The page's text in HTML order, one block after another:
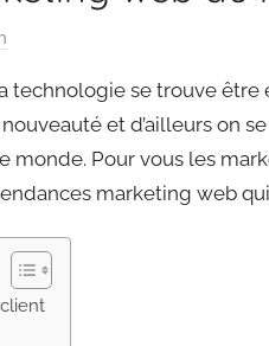
se trouve être
et d’ailleurs on
monde. Pour vous les
marketing web